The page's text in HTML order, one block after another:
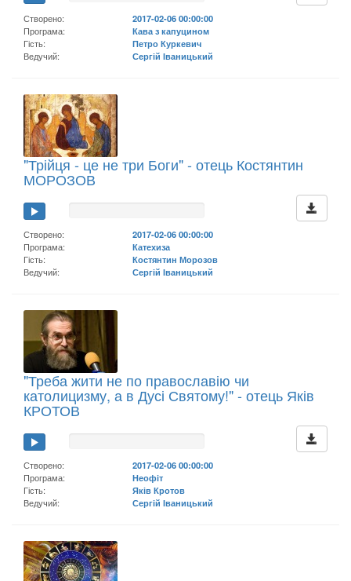
Створено:
2017-02-06 00:00:00
Програма:
Кава з капуцином
Гість:
Петро Куркевич
Ведучий:
Сергій Іваницький
"Трійця - це не три Боги" - отець Костянтин
МОРОЗОВ
Створено:
2017-02-06 00:00:00
Програма:
Катехиза
Гість:
Костянтин Морозов
Ведучий:
Сергій Іваницький
"Треба жити не по православію чи
католицизму, а в Дусі Святому!" - отець Яків
КРОТОВ
Створено:
2017-02-06 00:00:00
Програма:
Неофіт
Гість:
Яків Кротов
Ведучий:
Сергій Іваницький